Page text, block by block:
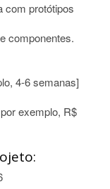
com protótipos
componentes.
4-6 semanas]
exemplo, R$